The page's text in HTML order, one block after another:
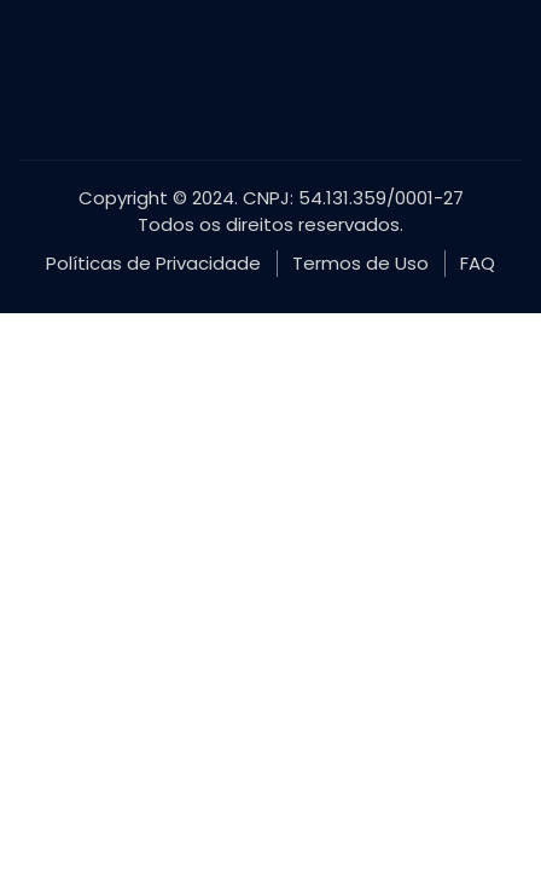
Copyright © 2024. CNPJ: 54.131.359/0001-27
Todos os direitos reservados.
Políticas de Privacidade
Termos de Uso FAQ